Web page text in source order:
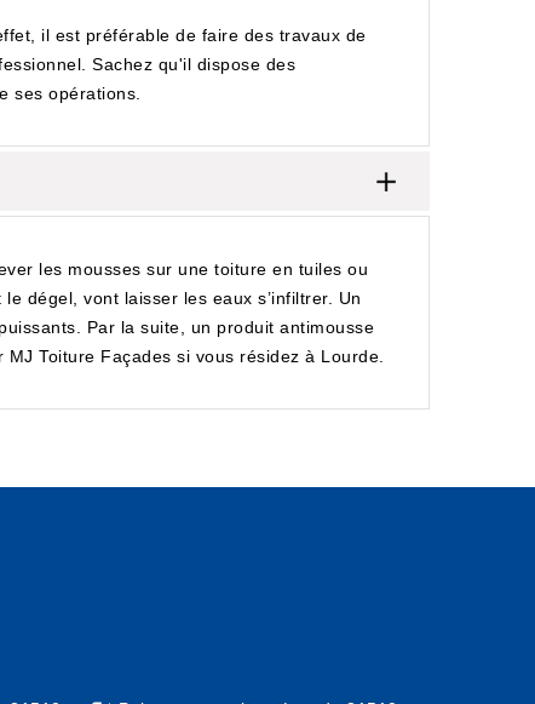
il est préférable de faire des travaux de
Sachez qu'il dispose des
ses opérations.
les mousses sur une toiture en tuiles ou
dégel, vont laisser les eaux s’infiltrer. Un
Par la suite, un produit antimousse
Toiture Façades si vous résidez à Lourde.